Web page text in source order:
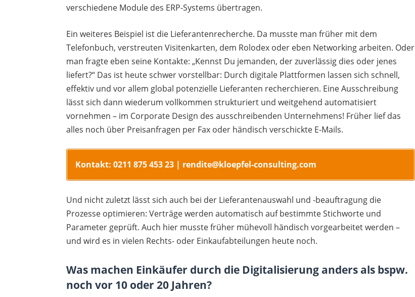
verschiedene Module des ERP-Systems übertragen.
Ein weiteres Beispiel ist die Lieferantenrecherche. Da musste man früher mit dem
Telefonbuch, verstreuten Visitenkarten, dem Rolodex oder eben Networking arbeiten. Oder
man fragte eben seine Kontakte: „Kennst Du jemanden, der zuverlässig dies oder jenes
liefert?“ Das ist heute schwer vorstellbar: Durch digitale Plattformen lassen sich schnell,
effektiv und vor allem global potenzielle Lieferanten recherchieren. Eine Ausschreibung
lässt sich dann wiederum vollkommen strukturiert und weitgehend automatisiert
vornehmen – im Corporate Design des ausschreibenden Unternehmens! Früher lief das
alles noch über Preisanfragen per Fax oder händisch verschickte E-Mails.
Kontakt: 0211 875 453 23 | rendite@kloepfel-consulting.com
Und nicht zuletzt lässt sich auch bei der Lieferantenauswahl und -beauftragung die
Prozesse optimieren: Verträge werden automatisch auf bestimmte Stichworte und
Parameter geprüft. Auch hier musste früher mühevoll händisch vorgearbeitet werden –
und wird es in vielen Rechts- oder Einkaufabteilungen heute noch.
Was machen Einkäufer durch die Digitalisierung anders als bspw.
noch vor 10 oder 20 Jahren?